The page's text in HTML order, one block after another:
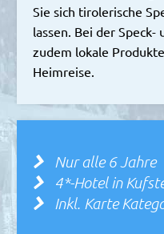
Sie sich tirolerische
lassen. Bei der Speck-
zudem lokale
Heimreise.
Nur alle 6 Jahre
4*-Hotel in
Inkl. Karte